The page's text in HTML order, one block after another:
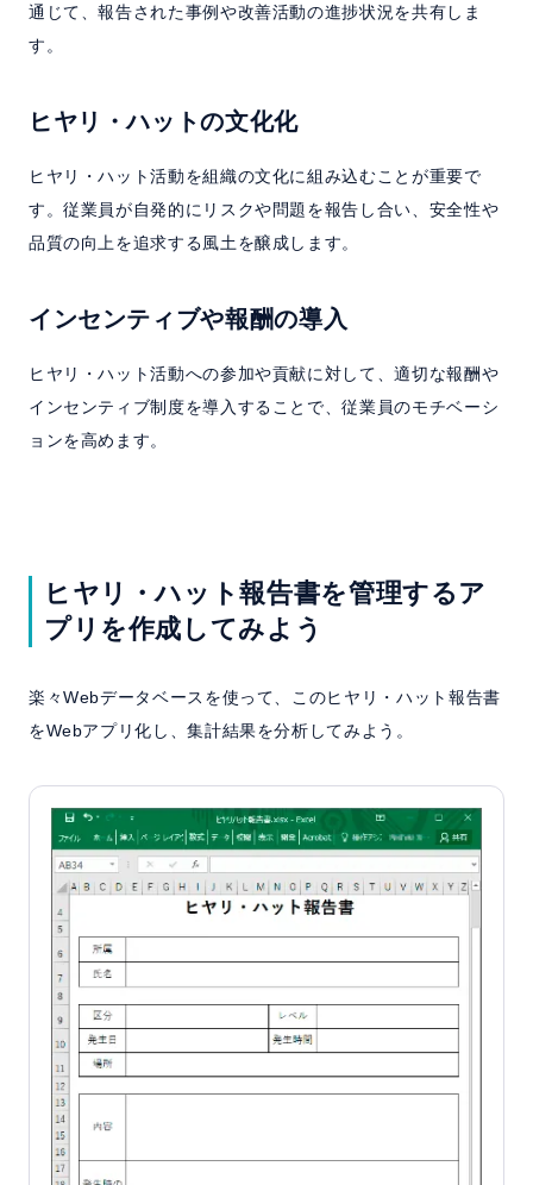
通じて、報告された事例や改善活動の進捗状況を共有しま
す。
ヒヤリ・ハットの文化化
ヒヤリ・ハット活動を組織の文化に組み込むことが重要で
す。従業員が自発的にリスクや問題を報告し合い、安全性や
品質の向上を追求する風土を醸成します。
インセンティブや報酬の導入
ヒヤリ・ハット活動への参加や貢献に対して、適切な報酬や
インセンティブ制度を導入することで、従業員のモチベーシ
ョンを高めます。
ヒヤリ・ハット報告書を管理するア
プリを作成してみよう
楽々Webデータベースを使って、このヒヤリ・ハット報告書
をWebアプリ化し、集計結果を分析してみよう。